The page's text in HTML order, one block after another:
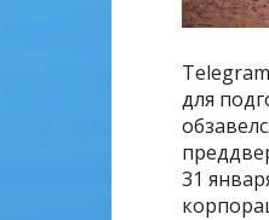
для
31